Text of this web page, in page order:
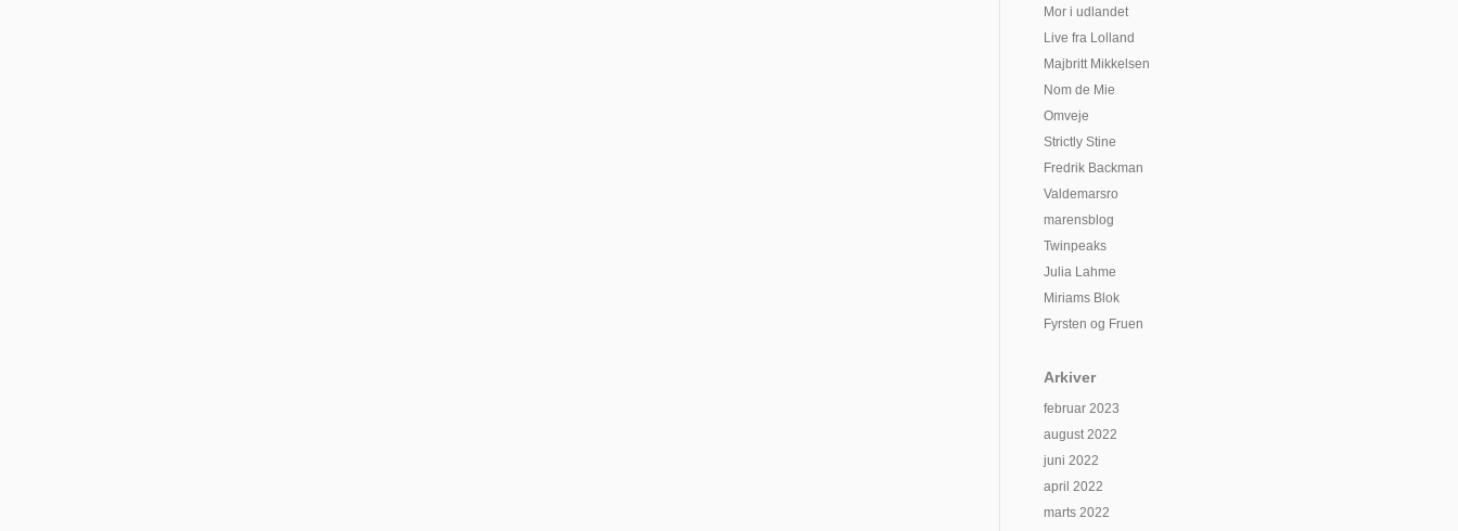
Mor i udlandet
Live fra Lolland
Majbritt Mikkelsen
Nom de Mie
Omveje
Strictly Stine
Fredrik Backman
Valdemarsro
marensblog
Twinpeaks
Julia Lahme
Miriams Blok
Fyrsten og Fruen
Arkiver
februar 2023
august 2022
juni 2022
april 2022
marts 2022